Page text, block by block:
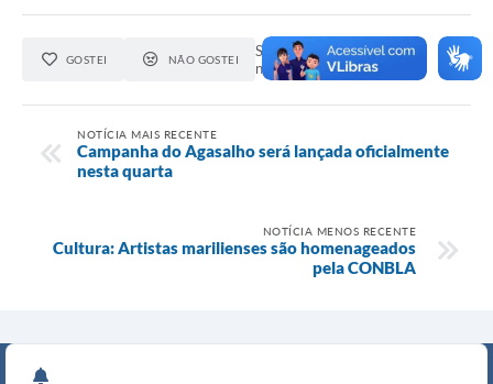
GOSTEI NÃO GOSTEI
Seja o primeiro a curtir esta
notícia.
NOTÍCIA MAIS RECENTE
Campanha do Agasalho será lançada oficialmente
nesta quarta
NOTÍCIA MENOS RECENTE
Cultura: Artistas marilienses são homenageados
pela CONBLA